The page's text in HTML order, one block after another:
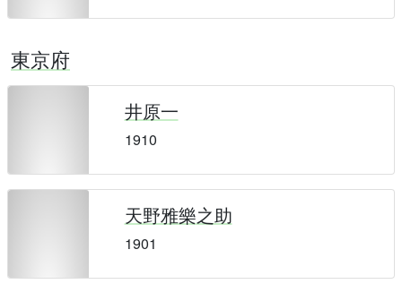
東京府
井原一
1910
天野雅樂之助
1901